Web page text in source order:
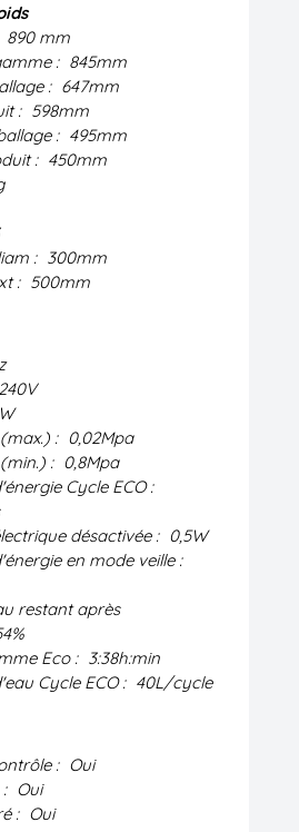
890 mm
: 845mm
: 647mm
: 598mm
: 495mm
: 450mm
: 300mm
: 500mm
240V
: 0,02Mpa
: 0,8Mpa
Cycle ECO :
désactivée : 0,5W
en mode veille :
restant après
Eco : 3:38h:min
Cycle ECO : 40L/cycle
: Oui
Oui
: Oui